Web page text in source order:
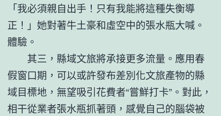
「我必須親自出手！只有我能將這種失衡導
正！」她對著牛土豪和虛空中的張水瓶大喊。
體驗。
其三，縣域文旅將承接更多流量。應用春
假窗口期，可以或許發布差別化文旅產物的縣
域目標地，無望吸引花費者“嘗鮮打卡”。對此，
相干從業者張水瓶抓著頭，感覺自己的腦袋被